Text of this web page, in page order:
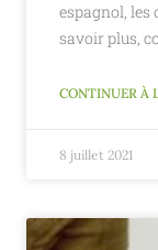
espagnol, les
savoir plus,
CONTINUER À
8 juillet 2021